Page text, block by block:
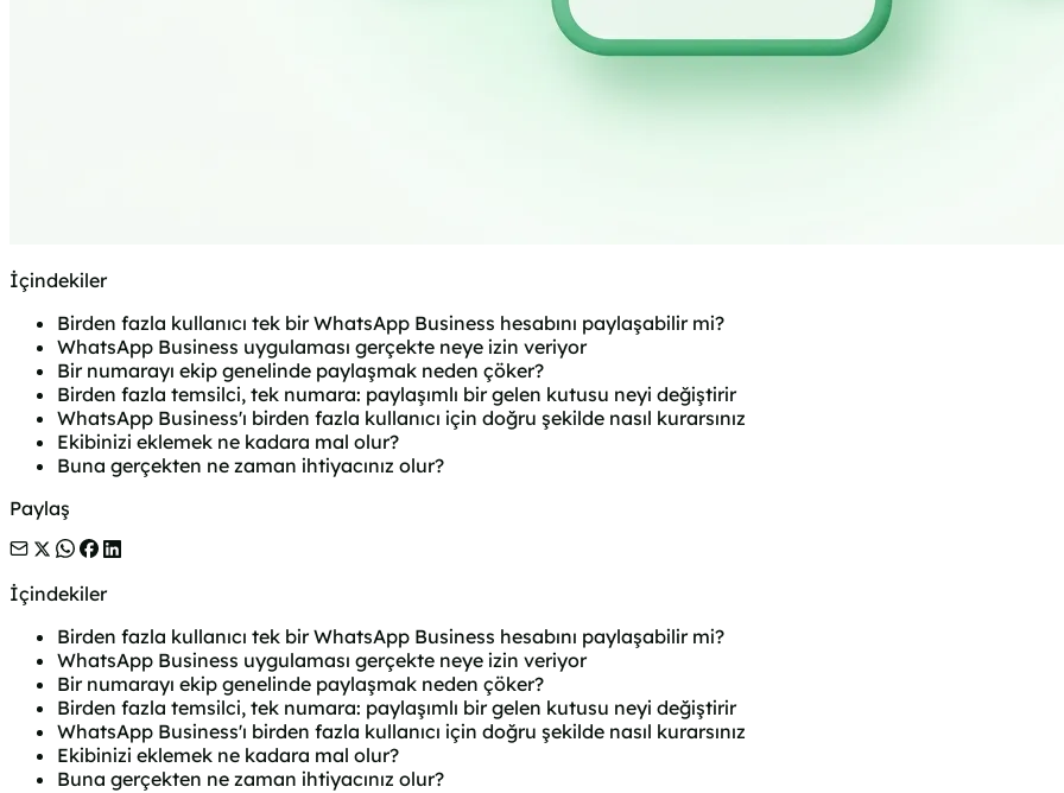
İçindekiler
Birden fazla kullanıcı tek bir WhatsApp Business hesabını paylaşabilir mi?
WhatsApp Business uygulaması gerçekte neye izin veriyor
Bir numarayı ekip genelinde paylaşmak neden çöker?
Birden fazla temsilci, tek numara: paylaşımlı bir gelen kutusu neyi değiştirir
WhatsApp Business'ı birden fazla kullanıcı için doğru şekilde nasıl kurarsınız
Ekibinizi eklemek ne kadara mal olur?
Buna gerçekten ne zaman ihtiyacınız olur?
Paylaş
İçindekiler
Birden fazla kullanıcı tek bir WhatsApp Business hesabını paylaşabilir mi?
WhatsApp Business uygulaması gerçekte neye izin veriyor
Bir numarayı ekip genelinde paylaşmak neden çöker?
Birden fazla temsilci, tek numara: paylaşımlı bir gelen kutusu neyi değiştirir
WhatsApp Business'ı birden fazla kullanıcı için doğru şekilde nasıl kurarsınız
Ekibinizi eklemek ne kadara mal olur?
Buna gerçekten ne zaman ihtiyacınız olur?